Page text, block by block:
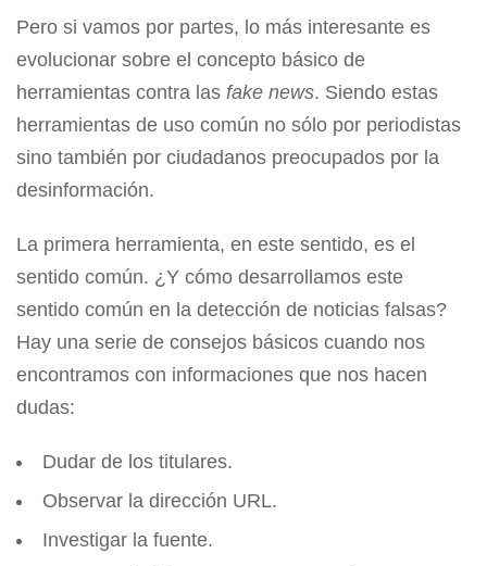
Pero si vamos por partes, lo más interesante es
evolucionar sobre el concepto básico de
herramientas contra las fake news. Siendo estas
herramientas de uso común no sólo por periodistas
sino también por ciudadanos preocupados por la
desinformación.
La primera herramienta, en este sentido, es el
sentido común. ¿Y cómo desarrollamos este
sentido común en la detección de noticias falsas?
Hay una serie de consejos básicos cuando nos
encontramos con informaciones que nos hacen
dudas:
Dudar de los titulares.
Observar la dirección URL.
Investigar la fuente.